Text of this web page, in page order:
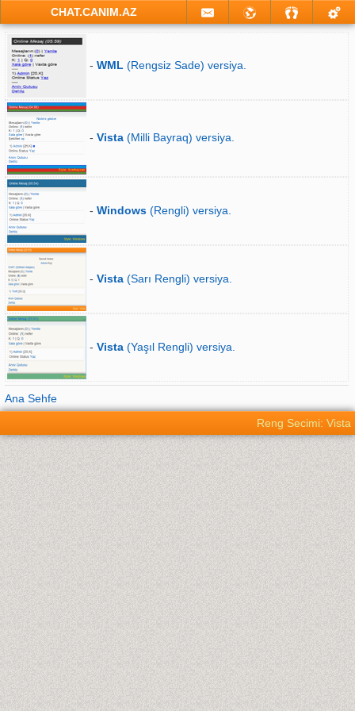
CHAT.CANIM.AZ
- WML (Rengsiz Sade) versiya.
- Vista (Milli Bayraq) versiya.
- Windows (Rengli) versiya.
- Vista (Sarı Rengli) versiya.
- Vista (Yaşıl Rengli) versiya.
Ana Sehfe
Reng Secimi: Vista